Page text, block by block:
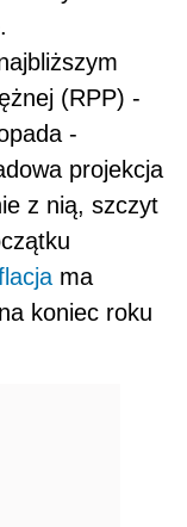
(RPP) -
-
projekcja
z nią, szczyt
ma
koniec roku